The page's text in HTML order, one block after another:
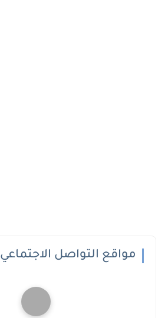
مواقع التواصل الاجتماعي